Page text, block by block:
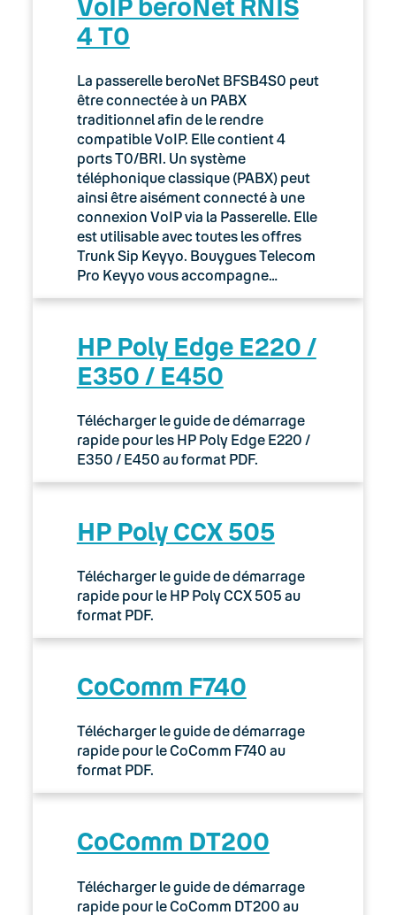
4 T0
La passerelle beroNet BFSB4S0 peut
être connectée à un PABX
traditionnel afin de le rendre
compatible VoIP. Elle contient 4
ports T0/BRI. Un système
téléphonique classique (PABX) peut
ainsi être aisément connecté à une
connexion VoIP via la Passerelle. Elle
est utilisable avec toutes les offres
Trunk Sip Keyyo. Bouygues Telecom
Pro Keyyo vous accompagne…
HP Poly Edge E220 /
E350 / E450
Télécharger le guide de démarrage
rapide pour les HP Poly Edge E220 /
E350 / E450 au format PDF.
HP Poly CCX 505
Télécharger le guide de démarrage
rapide pour le HP Poly CCX 505 au
format PDF.
CoComm F740
Télécharger le guide de démarrage
rapide pour le CoComm F740 au
format PDF.
CoComm DT200
Télécharger le guide de démarrage
rapide pour le CoComm DT200 au